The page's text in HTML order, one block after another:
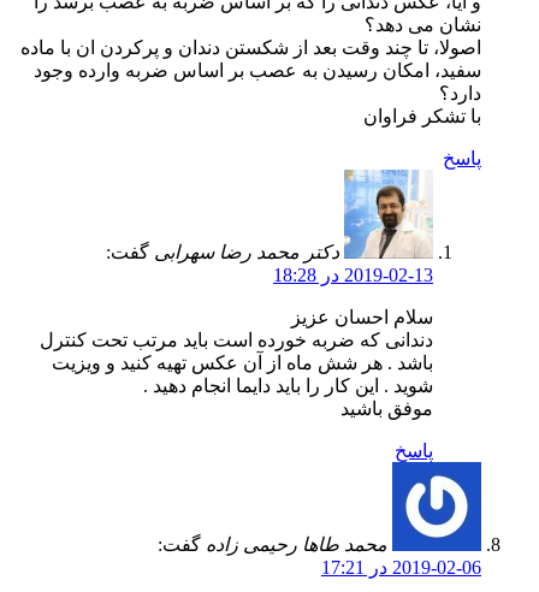
نشان می دهد؟
اصولا، تا چند وقت بعد از شکستن دندان و پرکردن ان با ماده
سفید، امکان رسیدن به عصب بر اساس ضربه وارده وجود
دارد؟
با تشکر فراوان
پاسخ
دکتر محمد رضا سهرابی گفت:
2019-02-13 در 18:28
سلام احسان عزیز
دندانی که ضربه خورده است باید مرتب تحت کنترل
باشد . هر شش ماه از آن عکس تهیه کنید و ویزیت
شوید . این کار را باید دایما انجام دهید .
موفق باشید
پاسخ
محمد طاها رحیمی زاده گفت:
2019-02-06 در 17:21